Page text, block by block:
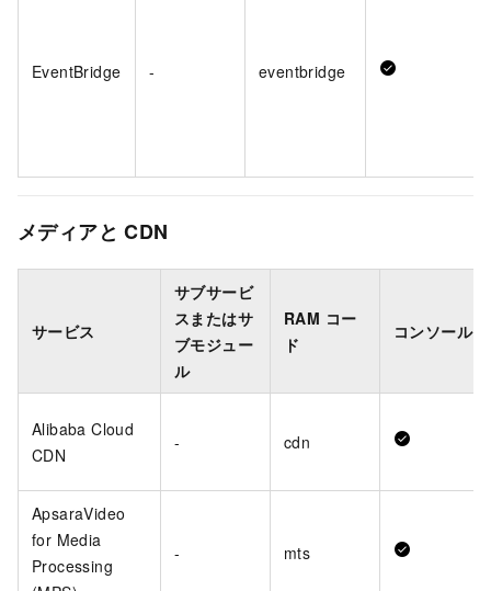
EventBridge - eventbridge
メディアと CDN
サービス
サブサービ
スまたはサ
ブモジュー
ル
RAM コー
ド
コンソール
Alibaba Cloud
CDN
- cdn
ApsaraVideo
for Media
Processing
- mts